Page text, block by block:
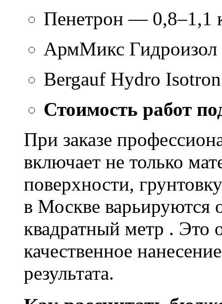
Пенетрон — 0,8–1,1
АрмМикс
Bergauf Hydro
Стоимость работ
При заказе
включает не только
поверхности,
в Москве варьируются
квадратный метр . Это
качественное
результата.